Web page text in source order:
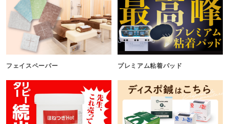
フェイスペーパー プレミアム粘着パッド